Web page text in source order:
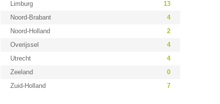
Limburg
13
Noord-Brabant
4
Noord-Holland
2
Overijssel
4
Utrecht
4
Zeeland
0
Zuid-Holland
7